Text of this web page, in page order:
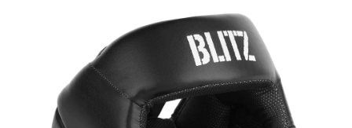
5
hvězdiček.